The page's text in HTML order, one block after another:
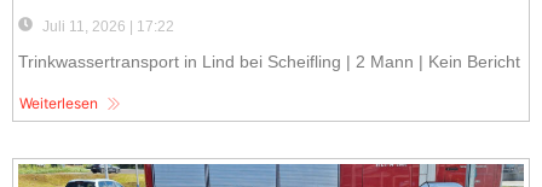
Juli 11, 2026 | 17:22
Trinkwassertransport in Lind bei Scheifling | 2 Mann | Kein Bericht
Weiterlesen